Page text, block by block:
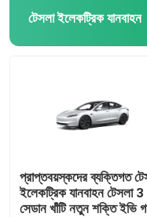
টেসলা ইলেকট্রিক যানবাহন
প্রাপ্তবয়স্কদের ব্যক্তিগত
ইলেকট্রিক যানবাহন টেসলা 3
সেডান খাঁটি নতুন শক্তি ইভি